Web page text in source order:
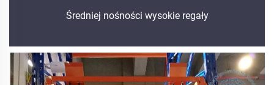
Średniej nośności wysokie regały